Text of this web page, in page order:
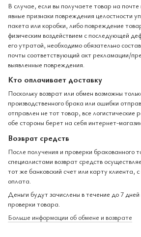
В случае, если вы получаете товар на
явные признаки повреждения целостности
пакета или коробки, либо повреждение
физическим воздействием с последующей
его утратой, необходимо обязательно
почты соответствующий акт рекламации/
выявленные повреждения.
Кто оплачивает доставку
Поскольку возврат или обмен возможны
производственного брака или ошибки
отправлен не тот товар, все логистические
обе стороны берет на себя интернет-
Возврат средств
После получения и проверки бракованного
специалистами возврат средств
тот же банковский счет или карту клиента,
оплата.
Деньги будут зачислены в течение до 7
проверки товара.
Больше информации об обмене и возврате